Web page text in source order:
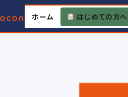
ホーム はじめての方へ